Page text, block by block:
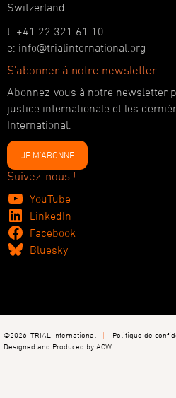
Switzerland
t: +41 22 321 61 10
e: info@trialinternational.org
S'abonner à notre newsletter
Abonnez-vous à notre newsletter
justice internationale et les
International.
JE M'ABONNE
Suivez-nous !
YouTube
LinkedIn
Facebook
Bluesky
©2026 TRIAL International Politique de
Designed and Produced by ACW